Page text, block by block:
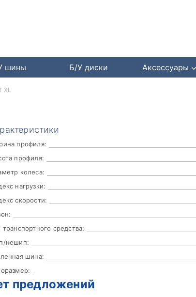
шины Б/У диски Аксессуары
профиля:
профиля:
колеса:
нагрузки:
скорости:
транспортного средства:
нешип:
шина:
предложений
XL